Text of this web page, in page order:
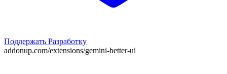
Поддержать Разработку
addonup.com/extensions/gemini-better-ui